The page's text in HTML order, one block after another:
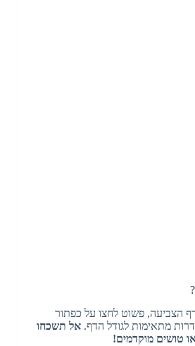
הצביעה, פשוט לחצו על כפתור
מתאימות לגודל הדף. אל תשכחו
טושים מוקדמים!